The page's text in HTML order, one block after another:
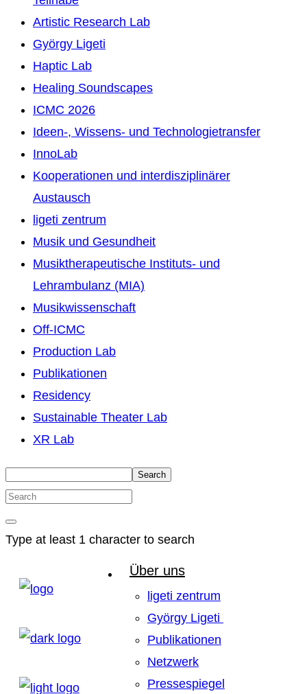
Artistic Research Lab
György Ligeti
Haptic Lab
Healing Soundscapes
ICMC 2026
Ideen-, Wissens- und Technologietransfer
InnoLab
Kooperationen und interdisziplinärer
Austausch
ligeti zentrum
Musik und Gesundheit
Musiktherapeutische Instituts- und
Lehrambulanz (MIA)
Musikwissenschaft
Off-ICMC
Production Lab
Publikationen
Residency
Sustainable Theater Lab
XR Lab
Search
Type at least 1 character to search
Über uns
ligeti zentrum
György Ligeti
Publikationen
Netzwerk
Pressespiegel